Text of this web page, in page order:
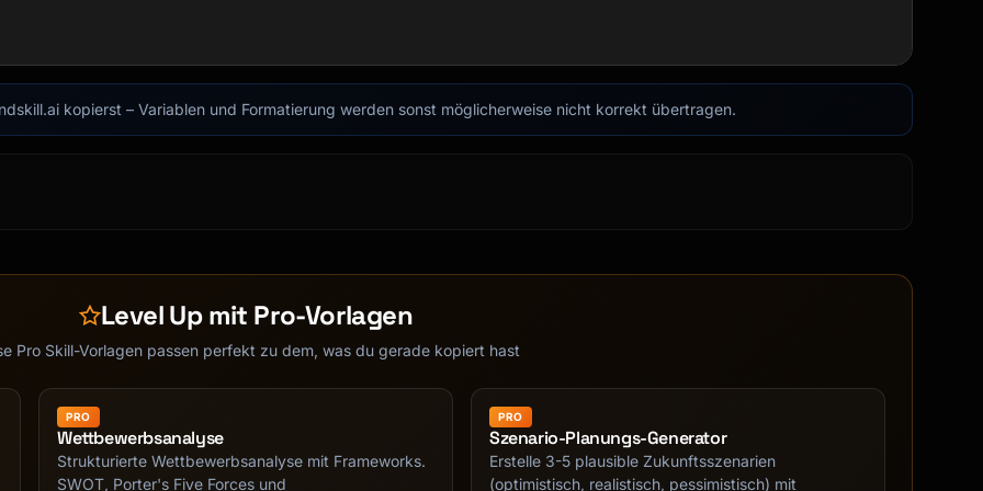
getting started."
feels right."
kopierst – Variablen und Formatierung werden sonst möglicherweise nicht korrekt übertragen.
Level Up mit Pro-Vorlagen
Pro Skill-Vorlagen passen perfekt zu dem, was du gerade kopiert hast
PRO
Wettbewerbsanalyse
Strukturierte Wettbewerbsanalyse mit Frameworks.
SWOT, Porter's Five Forces und
PRO
Szenario-Planungs-Generator
Erstelle 3-5 plausible Zukunftsszenarien
(optimistisch, realistisch, pessimistisch) mit